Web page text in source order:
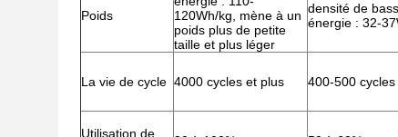
Poids
120Wh/kg, mène à un
poids plus de petite
taille et plus léger
densité de
énergie : 32-
La vie de cycle 4000 cycles et plus 400-500 cycles
Utilisation de